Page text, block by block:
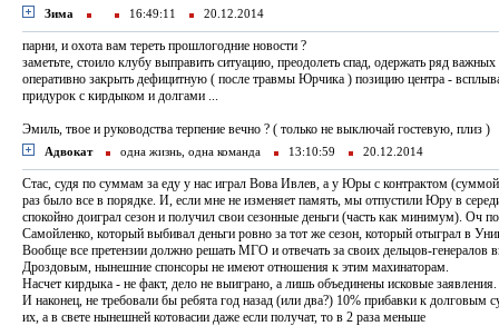
Зима 16:49:11 20.12.2014
парни, и охота вам тереть прошлогодние новости ?
заметьте, стоило клубу выправить ситуацию, преодолеть спад, одержать ряд
оперативно закрыть дефицитную ( после травмы Юрчика ) позицию центра -
придурок с кирдыком и долгами ...
Эмиль, твое и руководства терпение вечно ? ( только не выключай гостевую, плиз )
Адвокат одна жизнь, одна команда 13:10:59 20.12.2014
Стас, судя по суммам за еду у нас играл Вова Ивлев, а у Юры с контрактом
раз было все в порядке. И, если мне не изменяет память, мы отпустили Юру в
спокойно доиграл сезон и получил свои сезонные деньги (часть как минимум). Оч
Самойленко, который выбивал деньги ровно за тот же сезон, который отыграл в
Вообще все претензии должно решать МГО и отвечать за своих дельцов-генералов
Дроздовым, нынешние спонсоры не имеют отношения к этим махинаторам.
Насчет кирдыка - не факт, дело не выиграно, а лишь объединены исковые заявления.
И наконец, не требовали бы ребята год назад (или два?) 10% прибавки к долговым
их, а в свете нынешней котовасии даже если получат, то в 2 раза меньше